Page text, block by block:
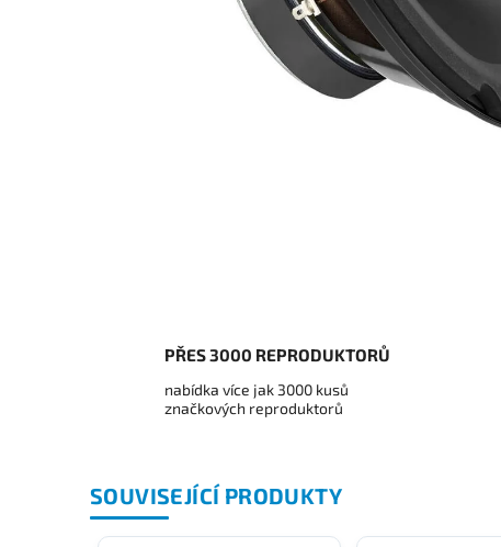
PŘES 3000 REPRODUKTORŮ
nabídka více jak 3000 kusů
značkových reproduktorů
SOUVISEJÍCÍ PRODUKTY